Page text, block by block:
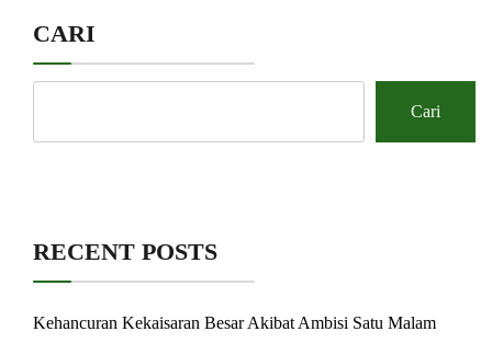
CARI
Cari
RECENT POSTS
Kehancuran Kekaisaran Besar Akibat Ambisi Satu Malam